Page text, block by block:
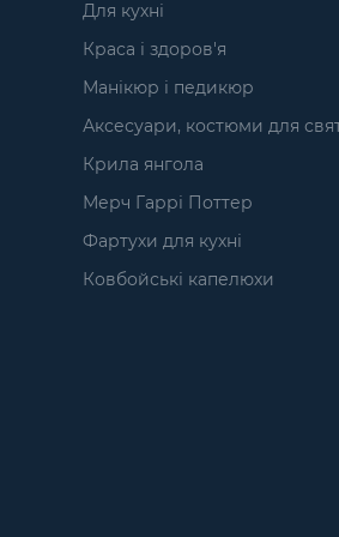
Для кухні
Краса і здоров'я
Манікюр і педикюр
Аксесуари, костюми для
Крила янгола
Мерч Гаррі Поттер
Фартухи для кухні
Ковбойські капелюхи